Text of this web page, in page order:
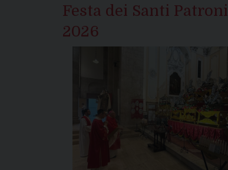
Festa dei Santi Patroni
2026